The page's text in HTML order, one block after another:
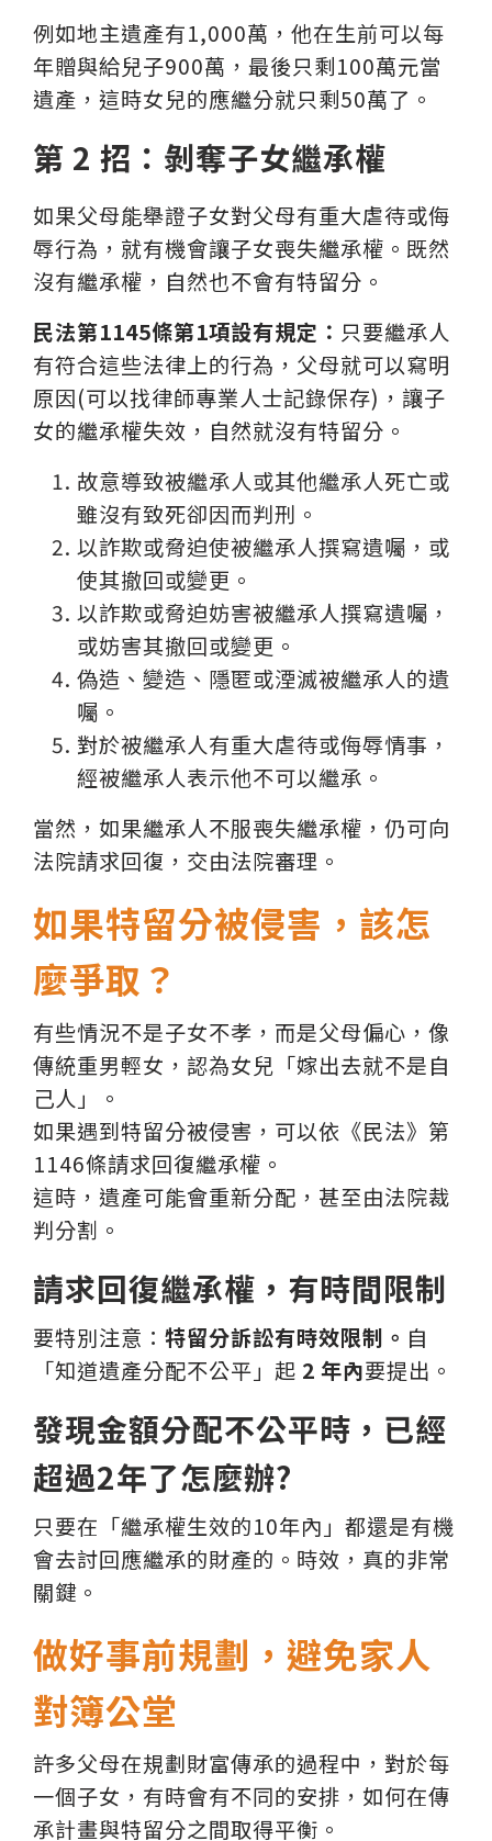
例如地主遺產有1,000萬，他在生前可以每
年贈與給兒子900萬，最後只剩100萬元當
遺產，這時女兒的應繼分就只剩50萬了。
第 2 招：剝奪子女繼承權
如果父母能舉證子女對父母有重大虐待或侮
辱行為，就有機會讓子女喪失繼承權。既然
沒有繼承權，自然也不會有特留分。
民法第1145條第1項設有規定： 只要繼承人
有符合這些法律上的行為，父母就可以寫明
原因(可以找律師專業人士記錄保存)，讓子
女的繼承權失效，自然就沒有特留分。
故意導致被繼承人或其他繼承人死亡或
雖沒有致死卻因而判刑。
以詐欺或脅迫使被繼承人撰寫遺囑，或
使其撤回或變更。
以詐欺或脅迫妨害被繼承人撰寫遺囑，
或妨害其撤回或變更。
偽造、變造、隱匿或湮滅被繼承人的遺
囑。
對於被繼承人有重大虐待或侮辱情事，
經被繼承人表示他不可以繼承。
當然，如果繼承人不服喪失繼承權，仍可向
法院請求回復，交由法院審理。
如果特留分被侵害，該怎
麼爭取？
有些情況不是子女不孝，而是父母偏心，像
傳統重男輕女，認為女兒「嫁出去就不是自
己人」。
如果遇到特留分被侵害，可以依《民法》第
1146條請求回復繼承權。
這時，遺產可能會重新分配，甚至由法院裁
判分割。
請求回復繼承權，有時間限制
要特別注意： 特留分訴訟有時效限制。 自
「知道遺產分配不公平」起 2 年內要提出。
發現金額分配不公平時，已經
超過2年了怎麼辦?
只要在「繼承權生效的10年內」都還是有機
會去討回應繼承的財產的。時效，真的非常
關鍵。
做好事前規劃，避免家人
對簿公堂
許多父母在規劃財富傳承的過程中，對於每
一個子女，有時會有不同的安排，如何在傳
承計畫與特留分之間取得平衡。